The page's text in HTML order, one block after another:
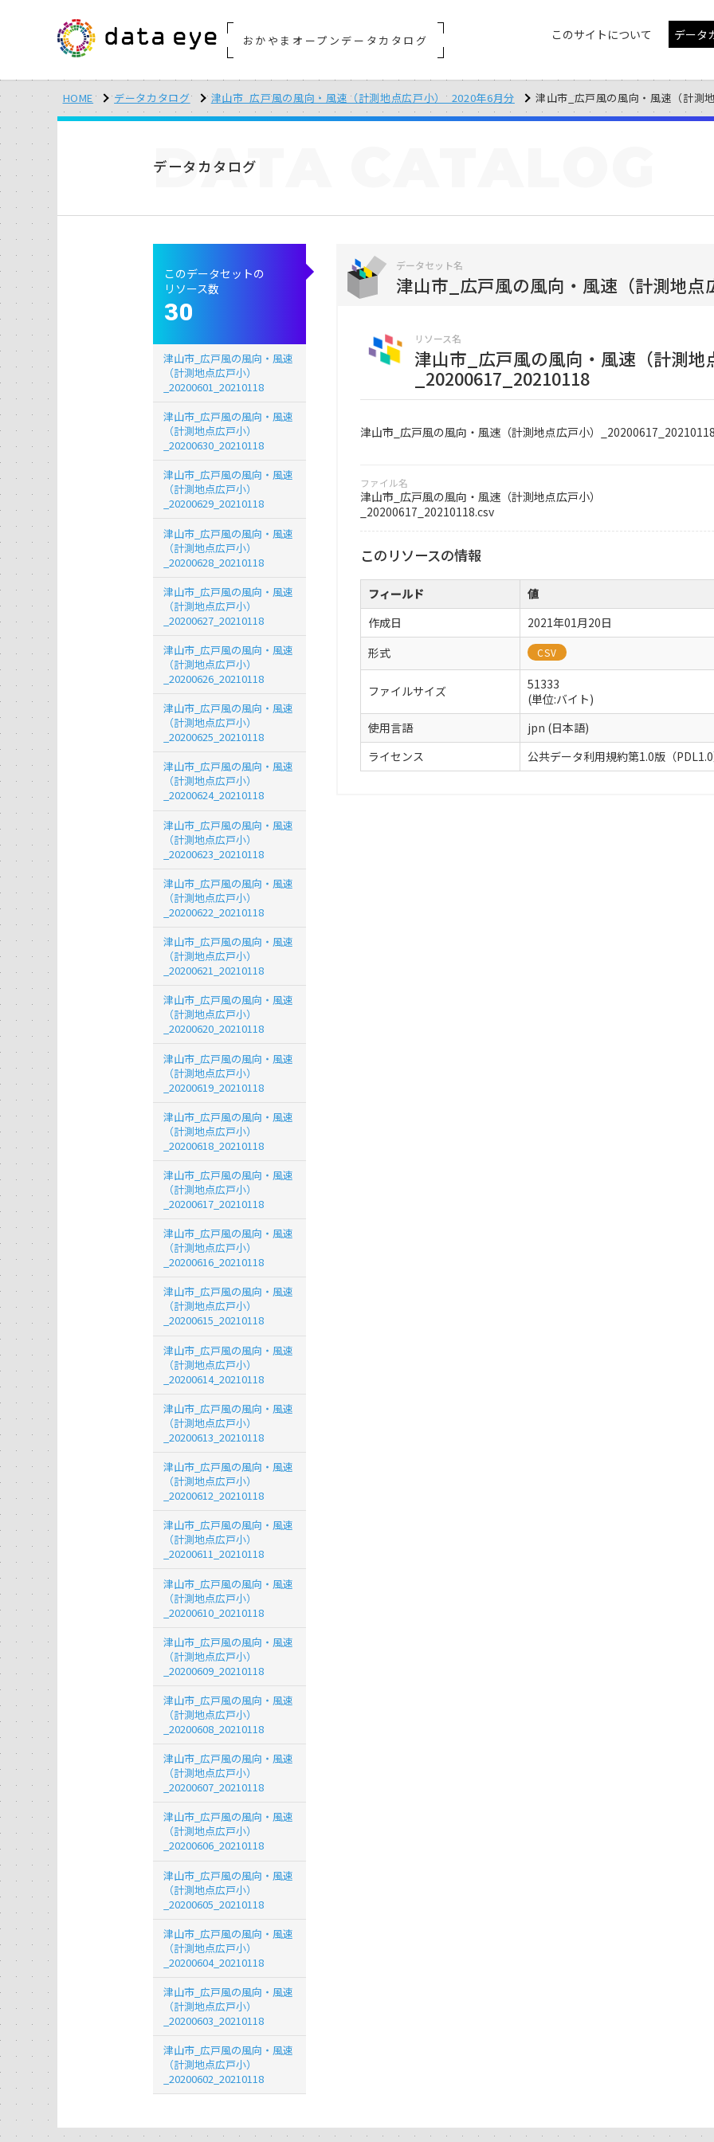
おかやまオープンデータカタログ このサイトについて データ
HOME データカタログ 津山市_広戸風の風向・風速（計測地点広戸小）_2020年6月分 津山市_広戸風の風向・風速（計測
データカタログ
DATA
データセット名
津山市_広戸風の風向・風速（計測地
リソース名
津山市_広戸風の風向・風速（計測地
_20200617_20210118
津山市_広戸風の風向・風速（計測地点広戸小）
ファイル名
津山市_広戸風の風向・風速（計測地点広戸小）
_20200617_20210118.csv
このリソースの情報
フィールド
値
作成日
2021年01月20日
形式
CSV
ファイルサイズ
51333
(単位:バイト)
使用言語
jpn (日本語)
ライセンス
公共データ利用規約第1.0版（
このデータセットの
リソース数
30
津山市_広戸風の風向・風速
（計測地点広戸小）
_20200601_20210118
津山市_広戸風の風向・風速
（計測地点広戸小）
_20200630_20210118
津山市_広戸風の風向・風速
（計測地点広戸小）
_20200629_20210118
津山市_広戸風の風向・風速
（計測地点広戸小）
_20200628_20210118
津山市_広戸風の風向・風速
（計測地点広戸小）
_20200627_20210118
津山市_広戸風の風向・風速
（計測地点広戸小）
_20200626_20210118
津山市_広戸風の風向・風速
（計測地点広戸小）
_20200625_20210118
津山市_広戸風の風向・風速
（計測地点広戸小）
_20200624_20210118
津山市_広戸風の風向・風速
（計測地点広戸小）
_20200623_20210118
津山市_広戸風の風向・風速
（計測地点広戸小）
_20200622_20210118
津山市_広戸風の風向・風速
（計測地点広戸小）
_20200621_20210118
津山市_広戸風の風向・風速
（計測地点広戸小）
_20200620_20210118
津山市_広戸風の風向・風速
（計測地点広戸小）
_20200619_20210118
津山市_広戸風の風向・風速
（計測地点広戸小）
_20200618_20210118
津山市_広戸風の風向・風速
（計測地点広戸小）
_20200617_20210118
津山市_広戸風の風向・風速
（計測地点広戸小）
_20200616_20210118
津山市_広戸風の風向・風速
（計測地点広戸小）
_20200615_20210118
津山市_広戸風の風向・風速
（計測地点広戸小）
_20200614_20210118
津山市_広戸風の風向・風速
（計測地点広戸小）
_20200613_20210118
津山市_広戸風の風向・風速
（計測地点広戸小）
_20200612_20210118
津山市_広戸風の風向・風速
（計測地点広戸小）
_20200611_20210118
津山市_広戸風の風向・風速
（計測地点広戸小）
_20200610_20210118
津山市_広戸風の風向・風速
（計測地点広戸小）
_20200609_20210118
津山市_広戸風の風向・風速
（計測地点広戸小）
_20200608_20210118
津山市_広戸風の風向・風速
（計測地点広戸小）
_20200607_20210118
津山市_広戸風の風向・風速
（計測地点広戸小）
_20200606_20210118
津山市_広戸風の風向・風速
（計測地点広戸小）
_20200605_20210118
津山市_広戸風の風向・風速
（計測地点広戸小）
_20200604_20210118
津山市_広戸風の風向・風速
（計測地点広戸小）
_20200603_20210118
津山市_広戸風の風向・風速
（計測地点広戸小）
_20200602_20210118